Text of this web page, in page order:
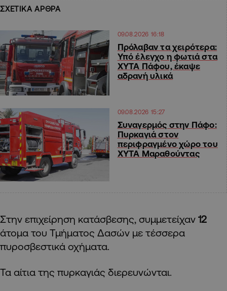
ΣΧΕΤΙΚΑ ΑΡΘΡΑ
09.08.2026 16:18
Πρόλαβαν τα χειρότερα:
Υπό έλεγχο η φωτιά στα
ΧΥΤΑ Πάφου, έκαψε
αδρανή υλικά
09.08.2026 15:27
Συναγερμός στην Πάφο:
Πυρκαγιά στον
περιφραγμένο χώρο του
ΧΥΤΑ Μαραθούντας
Στην επιχείρηση κατάσβεσης, συμμετείχαν 12
άτομα του Τμήματος Δασών με τέσσερα
πυροσβεστικά οχήματα.
Τα αίτια της πυρκαγιάς διερευνώνται.